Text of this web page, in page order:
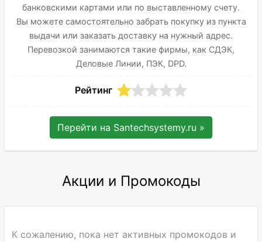
банковскими картами или по выставленному счету.
Вы можете самостоятельно забрать покупку из пункта
выдачи или заказать доставку на нужный адрес.
Перевозкой занимаются такие фирмы, как СДЭК,
Деловые Линии, ПЭК, DPD.
Рейтинг
Перейти на Santechsystemy.ru »
Акции и Промокоды
К сожалению, пока нет активных промокодов и